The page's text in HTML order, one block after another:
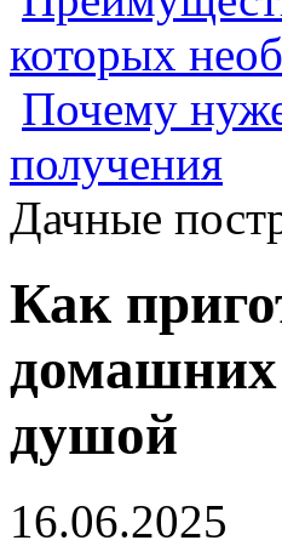
которых
Почему
получения
Дачные
Как
домашних
душой
16.06.2025